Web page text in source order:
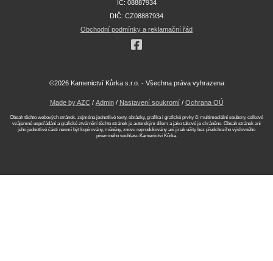
IČ: 08887934
DIČ: CZ08887934
Obchodní podmínky a reklamační řád
©2026 Kamenictví Kůrka s.r.o. - Všechna práva vyhrazena
Made by AZC/ Admin/ Nastavení soukromí/ Ochrana OÚ
Obsah těchto webových stránek, zejména jednotlivé texty, obrázky, grafika i grafické prvky či multimediální soubory, celkové
vzájemné uspořádání a grafické ztvárnění těchto stránek je autorským dílem a jako takové je chráněno. Obsah stránek ani
jeho jednotlivé části nesmí být kopírovány, měněny, znovu reprodukovány ani jinak užity bez předchozího výslovného
písemného souhlasu Kamenictví Kůrka.